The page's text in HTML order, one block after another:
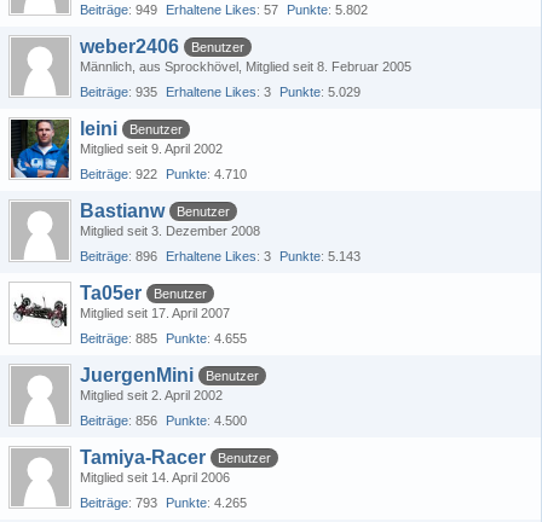
Beiträge 949 Erhaltene Likes 57 Punkte 5.802
weber2406
Benutzer
Männlich aus Sprockhövel Mitglied seit 8. Februar 2005
Beiträge 935 Erhaltene Likes 3 Punkte 5.029
leini
Benutzer
Mitglied seit 9. April 2002
Beiträge 922 Punkte 4.710
Bastianw
Benutzer
Mitglied seit 3. Dezember 2008
Beiträge 896 Erhaltene Likes 3 Punkte 5.143
Ta05er
Benutzer
Mitglied seit 17. April 2007
Beiträge 885 Punkte 4.655
JuergenMini
Benutzer
Mitglied seit 2. April 2002
Beiträge 856 Punkte 4.500
Tamiya-Racer
Benutzer
Mitglied seit 14. April 2006
Beiträge 793 Punkte 4.265